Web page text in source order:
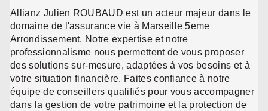
Allianz Julien ROUBAUD est un acteur majeur dans le
domaine de l'assurance vie à Marseille 5eme
Arrondissement. Notre expertise et notre
professionnalisme nous permettent de vous proposer
des solutions sur-mesure, adaptées à vos besoins et à
votre situation financière. Faites confiance à notre
équipe de conseillers qualifiés pour vous accompagner
dans la gestion de votre patrimoine et la protection de